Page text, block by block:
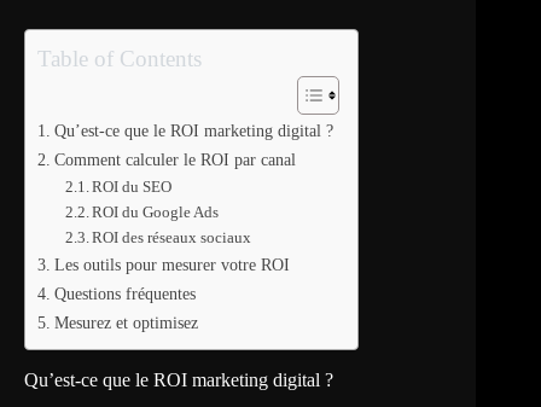
Table of Contents
Qu’est-ce que le ROI marketing digital ?
Comment calculer le ROI par canal
ROI du SEO
ROI du Google Ads
ROI des réseaux sociaux
Les outils pour mesurer votre ROI
Questions fréquentes
Mesurez et optimisez
Qu’est-ce que le ROI marketing digital ?